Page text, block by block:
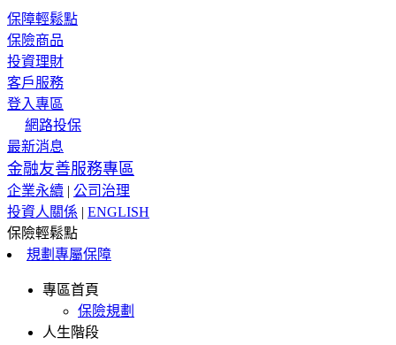
保障輕鬆點
保險商品
投資理財
客戶服務
登入專區
網路投保
最新消息
金融友善服務專區
企業永續 | 公司治理
投資人關係 | ENGLISH
保險輕鬆點
規劃專屬保障
專區首頁
保險規劃
人生階段